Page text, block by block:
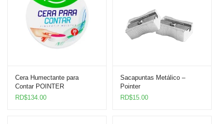
Cera Humectante para
Contar POINTER
RD$134.00
Sacapuntas Metálico –
Pointer
RD$15.00